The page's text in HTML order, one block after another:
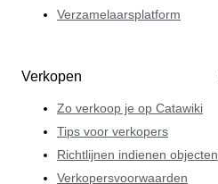
Verzamelaarsplatform
Verkopen
Zo verkoop je op Catawiki
Tips voor verkopers
Richtlijnen indienen objecten
Verkopersvoorwaarden